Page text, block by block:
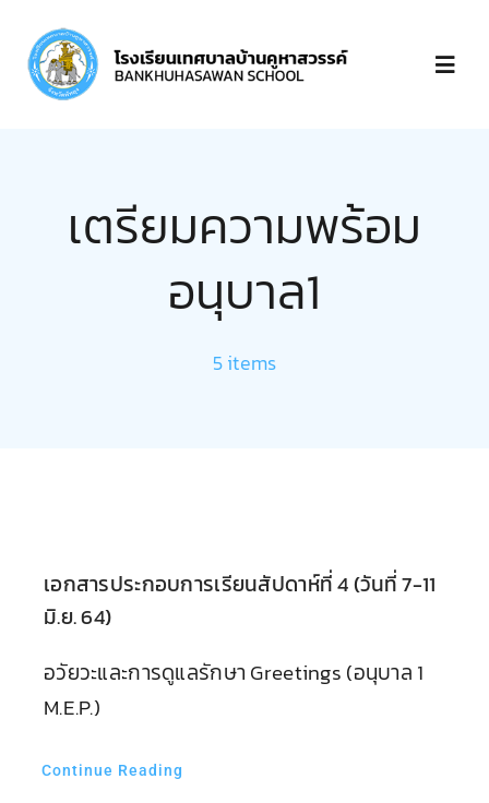
content
เกี่ยวกับเตรียมความพร้อม
อนุบาล1
5 items
เอกสารประกอบการเรียนสัปดาห์ที่ 4 (วันที่ 7-11
มิ.ย. 64)
อวัยวะและการดูแลรักษา Greetings (อนุบาล 1
M.E.P.)
Continue Reading